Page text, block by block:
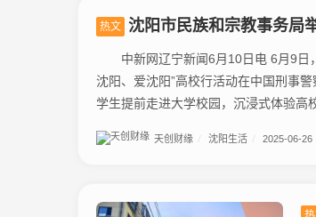
热文 沈阳市民族和宗教事务局举
中新网辽宁新闻6月10日电 6月9日
沈阳、爱沈阳”高校行活动在中国刑事
学生提前走进大学校园，沉浸式体验高
天创财缘 沈阳生活 2025-06-26